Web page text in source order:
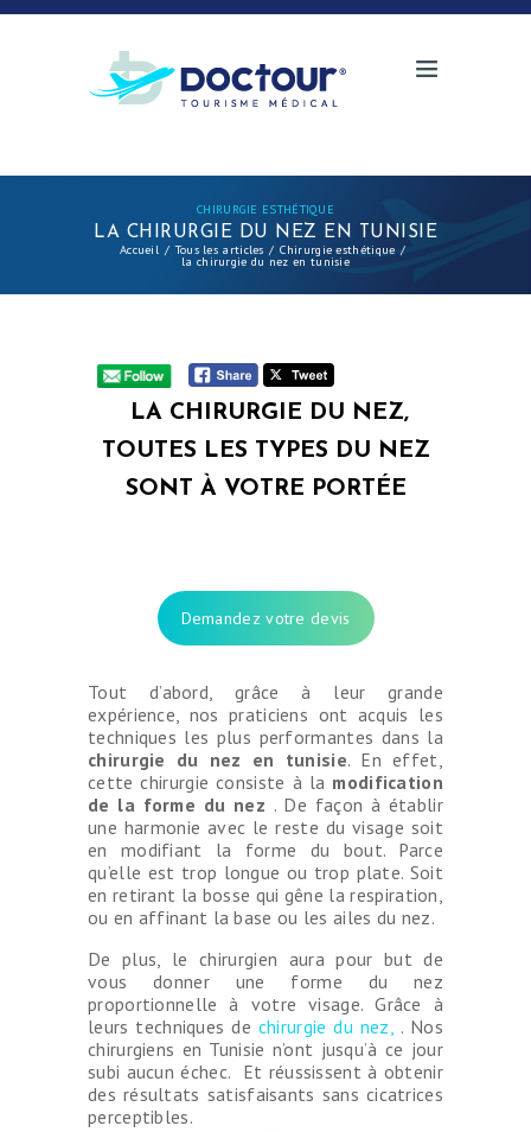
CHIRURGIE ESTHÉTIQUE
LA CHIRURGIE DU NEZ EN TUNISIE
Accueil Tous les articles Chirurgie esthétique
la chirurgie du nez en tunisie
LA CHIRURGIE DU NEZ,
TOUTES LES TYPES DU NEZ
SONT À VOTRE PORTÉE
Demandez votre devis
Tout d’abord, grâce à leur grande
expérience, nos praticiens ont acquis les
techniques les plus performantes dans la
chirurgie du nez en tunisie. En effet,
cette chirurgie consiste à la modification
de la forme du nez . De façon à établir
une harmonie avec le reste du visage soit
en modifiant la forme du bout. Parce
qu’elle est trop longue ou trop plate. Soit
en retirant la bosse qui gêne la respiration,
ou en affinant la base ou les ailes du nez.
De plus, le chirurgien aura pour but de
vous donner une forme du nez
proportionnelle à votre visage. Grâce à
leurs techniques de chirurgie du nez, . Nos
chirurgiens en Tunisie n’ont jusqu’à ce jour
subi aucun échec. Et réussissent à obtenir
des résultats satisfaisants sans cicatrices
perceptibles.